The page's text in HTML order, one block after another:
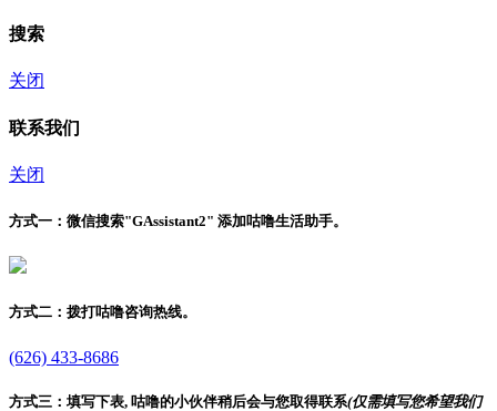
搜索
关闭
联系我们
关闭
方式一： 微信搜索"GAssistant2" 添加咕噜生活助手。
方式二： 拨打咕噜咨询热线。
(626) 433-8686
方式三： 填写下表, 咕噜的小伙伴稍后会与您取得联系(仅需填写您希望我们